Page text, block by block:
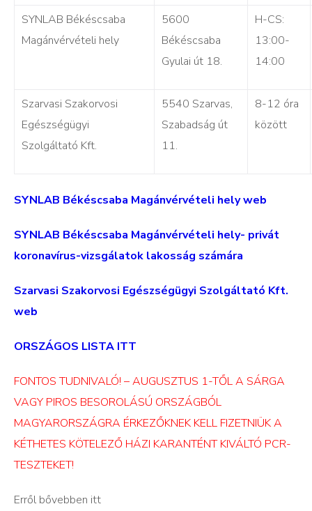
SYNLAB Békéscsaba
Magánvérvételi hely
5600
Békéscsaba
Gyulai út 18.
H-CS:
13:00-
14:00
Szarvasi Szakorvosi
Egészségügyi
Szolgáltató Kft.
5540 Szarvas,
Szabadság út
11.
8-12 óra
között
SYNLAB Békéscsaba Magánvérvételi hely web
SYNLAB Békéscsaba Magánvérvételi hely- privát
koronavírus-vizsgálatok lakosság számára
Szarvasi Szakorvosi Egészségügyi Szolgáltató Kft.
web
ORSZÁGOS LISTA ITT
FONTOS TUDNIVALÓ! – AUGUSZTUS 1-TŐL A SÁRGA
VAGY PIROS BESOROLÁSÚ ORSZÁGBÓL
MAGYARORSZÁGRA ÉRKEZŐKNEK KELL FIZETNIÜK A
KÉTHETES KÖTELEZŐ HÁZI KARANTÉNT KIVÁLTÓ PCR-
TESZTEKET!
Erről bővebben itt